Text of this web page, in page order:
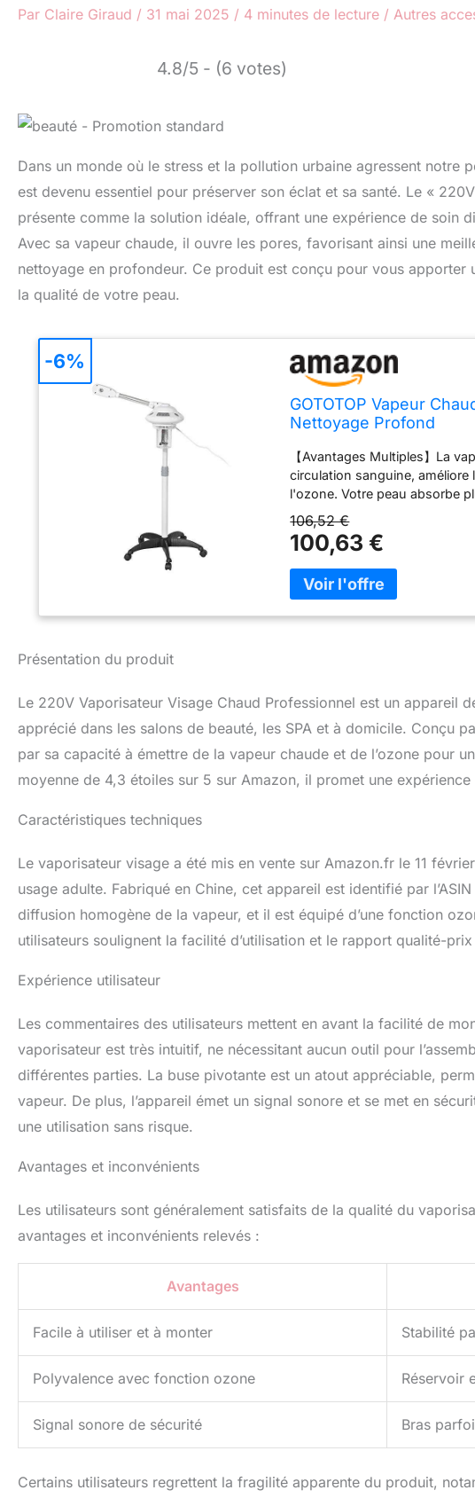
Par Claire Giraud / 31 mai 2025 / 4 minutes de lecture / Autres
4.8/5 - (6 votes)
Dans un monde où le stress et la pollution urbaine agressent notre
est devenu essentiel pour préserver son éclat et sa santé. Le «
présente comme la solution idéale, offrant une expérience de soin
Avec sa vapeur chaude, il ouvre les pores, favorisant ainsi une
nettoyage en profondeur. Ce produit est conçu pour vous apporter
la qualité de votre peau.
GOTOTOP Vapeur
Nettoyage Profond
【Avantages Multiples】La
circulation sanguine, améliore
l'ozone. Votre peau absorbe
essentielle, ce qui améliore
peau et contribue à améliorer
nano-vaporisateur à brume
de taille nanométrique selon
ouvre plus facilement les
vapeur, puis nettoyez à l'eau
conserver un bon état. 【
qualité, robuste et sans
de longues séances de
apporte une grande
facile grâce aux roues
professionnel à domicile.
106,52 €
100,63 €
-6%
Présentation du produit
Le 220V Vaporisateur Visage Chaud Professionnel est un appareil
apprécié dans les salons de beauté, les SPA et à domicile. Conçu
par sa capacité à émettre de la vapeur chaude et de l’ozone pour
moyenne de 4,3 étoiles sur 5 sur Amazon, il promet une
Caractéristiques techniques
Le vaporisateur visage a été mis en vente sur Amazon.fr le 11
usage adulte. Fabriqué en Chine, cet appareil est identifié par
diffusion homogène de la vapeur, et il est équipé d’une fonction
utilisateurs soulignent la facilité d’utilisation et le rapport qualité-
Expérience utilisateur
Les commentaires des utilisateurs mettent en avant la facilité de
vaporisateur est très intuitif, ne nécessitant aucun outil pour
différentes parties. La buse pivotante est un atout appréciable,
vapeur. De plus, l’appareil émet un signal sonore et se met en
une utilisation sans risque.
Avantages et inconvénients
Les utilisateurs sont généralement satisfaits de la qualité du
avantages et inconvénients relevés :
Avantages
Facile à utiliser et à monter Stabilité
Polyvalence avec fonction ozone Réservoir
Signal sonore de sécurité Bras
Certains utilisateurs regrettent la fragilité apparente du produit,